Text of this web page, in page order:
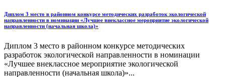
Диплом 3 место в районном конкурсе методических разработок экологической
направленности в номинации «Лучшее внеклассное мероприятие экологической
направленности (начальная школа)»
Диплом 3 место в районном конкурсе методических
разработок экологической направленности в номинации
«Лучшее внеклассное мероприятие экологической
направленности (начальная школа)»...